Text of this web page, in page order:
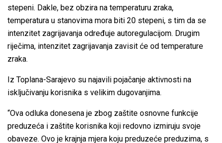
stepeni. Dakle, bez obzira na temperaturu zraka,
temperatura u stanovima mora biti 20 stepeni, s tim da se
intenzitet zagrijavanja određuje autoregulacijom. Drugim
riječima, intenzitet zagrijavanja zavisit će od temperature
zraka.
Iz Toplana-Sarajevo su najavili pojačanje aktivnosti na
isključivanju korisnika s velikim dugovanjima.
“Ova odluka donesena je zbog zaštite osnovne funkcije
preduzeća i zaštite korisnika koji redovno izmiruju svoje
obaveze. Ovo je krajnja mjera koju preduzeće preduzima, s